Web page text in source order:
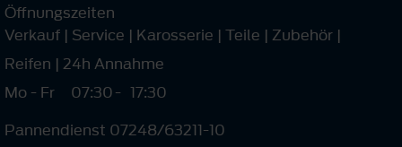
Öffnungszeiten
Verkauf | Service | Karosserie | Teile | Zubehör |
Reifen | 24h Annahme
Mo - Fr
07:30- 17:30
Pannendienst 07248/63211-10